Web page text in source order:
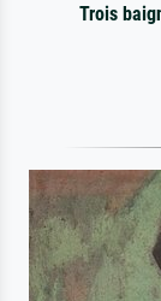
Trois